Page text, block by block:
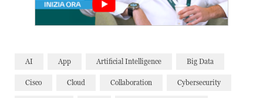
AI App Artificial Intelligence Big Data
Cisco Cloud Collaboration Cybersecurity